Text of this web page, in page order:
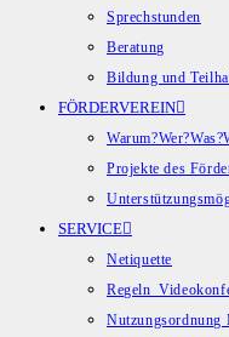
Sprechstunden
Beratung
Bildung und
FÖRDERVEREIN
Projekte des
SERVICE
Netiquette
Nutzungsordnung